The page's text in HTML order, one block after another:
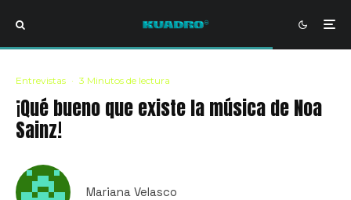
Entrevistas · 3 Minutos de lectura
¡Qué bueno que existe la música de Noa
Sainz!
Mariana Velasco